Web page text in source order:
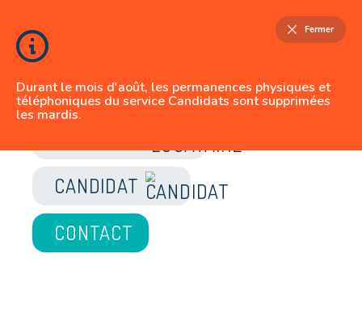
Durant le mois d'août, les permanences physiques et
téléphoniques du service Candidats sont supprimées
les mardis.
Fermer
JE SUIS
LOCATAIRE
CANDIDAT